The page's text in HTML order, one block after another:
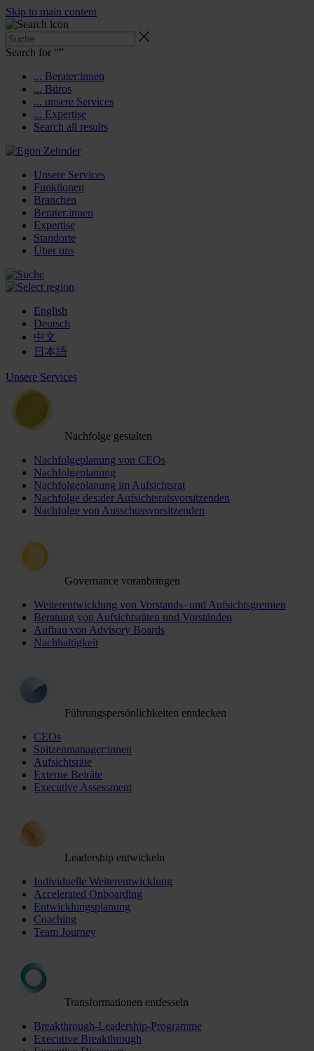
Skip to main content
Search for “”
... Berater:innen
... Büros
... unsere Services
... Expertise
Search all results
Unsere Services
Funktionen
Branchen
Berater:innen
Expertise
Standorte
Über uns
English
Deutsch
中文
日本語
Unsere Services
Nachfolge gestalten
Nachfolgeplanung von CEOs
Nachfolgeplanung
Nachfolgeplanung im Aufsichtsrat
Nachfolge des:der Aufsichtsratsvorsitzenden
Nachfolge von Ausschussvorsitzenden
Governance voranbringen
Weiterentwicklung von Vorstands- und Aufsichtsgremien
Beratung von Aufsichtsräten und Vorständen
Aufbau von Advisory Boards
Nachhaltigkeit
Führungspersönlichkeiten entdecken
CEOs
Spitzenmanager:innen
Aufsichtsräte
Externe Beiräte
Executive Assessment
Leadership entwickeln
Individuelle Weiterentwicklung
Accelerated Onboarding
Entwicklungsplanung
Coaching
Team Journey
Transformationen entfesseln
Breakthrough-Leadership-Programme
Executive Breakthrough